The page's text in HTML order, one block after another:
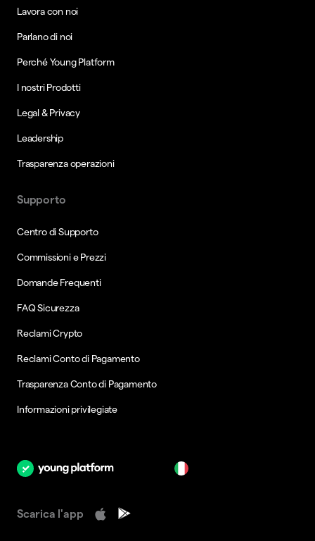
Lavora con noi
Parlano di noi
Perché Young Platform
I nostri Prodotti
Legal & Privacy
Leadership
Trasparenza operazioni
Supporto
Centro di Supporto
Commissioni e Prezzi
Domande Frequenti
FAQ Sicurezza
Reclami Crypto
Reclami Conto di Pagamento
Trasparenza Conto di Pagamento
Informazioni privilegiate
Scarica l'app